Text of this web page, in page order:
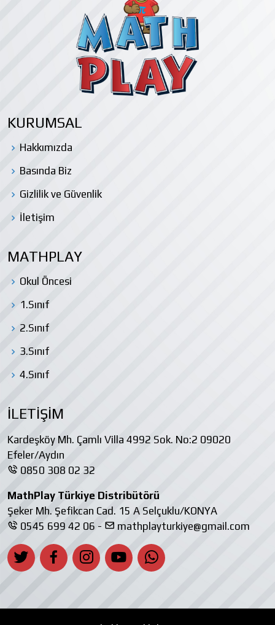
KURUMSAL
Hakkımızda
Basında Biz
Gizlilik ve Güvenlik
İletişim
MATHPLAY
Okul Öncesi
1.Sınıf
2.Sınıf
3.Sınıf
4.Sınıf
İLETİŞİM
Kardeşköy Mh. Çamlı Villa 4992 Sok. No:2 09020
Efeler/Aydın
0850 308 02 32
MathPlay Türkiye Distribütörü
Şeker Mh. Şefikcan Cad. 15 A Selçuklu/KONYA
0545 699 42 06 -
mathplayturkiye@gmail.com